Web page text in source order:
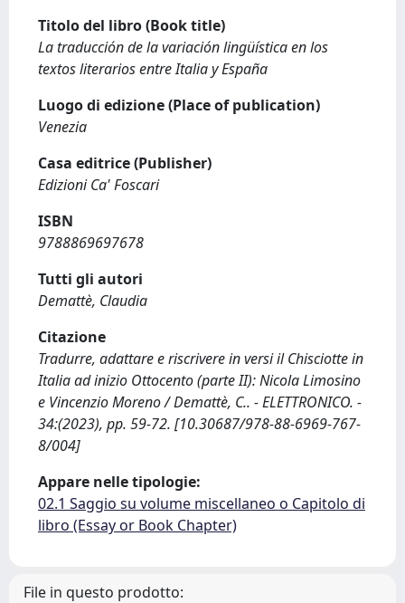
Titolo del libro (Book title)
La traducción de la variación lingüística en los
textos literarios entre Italia y España
Luogo di edizione (Place of publication)
Venezia
Casa editrice (Publisher)
Edizioni Ca' Foscari
ISBN
9788869697678
Tutti gli autori
Demattè, Claudia
Citazione
Tradurre, adattare e riscrivere in versi il Chisciotte in
Italia ad inizio Ottocento (parte II): Nicola Limosino
e Vincenzio Moreno / Demattè, C.. - ELETTRONICO. -
34:(2023), pp. 59-72. [10.30687/978-88-6969-767-
8/004]
Appare nelle tipologie:
02.1 Saggio su volume miscellaneo o Capitolo di
libro (Essay or Book Chapter)
File in questo prodotto: